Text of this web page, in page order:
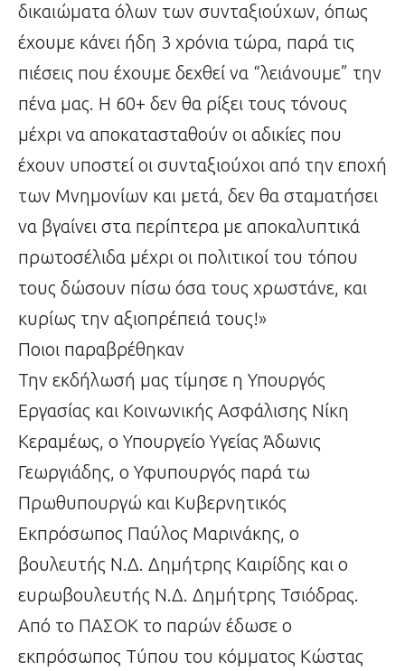
δικαιώματα όλων των συνταξιούχων, όπως
έχουμε κάνει ήδη 3 χρόνια τώρα, παρά τις
πιέσεις που έχουμε δεχθεί να “λειάνουμε” την
πένα μας. Η 60+ δεν θα ρίξει τους τόνους
μέχρι να αποκατασταθούν οι αδικίες που
έχουν υποστεί οι συνταξιούχοι από την εποχή
των Μνημονίων και μετά, δεν θα σταματήσει
να βγαίνει στα περίπτερα με αποκαλυπτικά
πρωτοσέλιδα μέχρι οι πολιτικοί του τόπου
τους δώσουν πίσω όσα τους χρωστάνε, και
κυρίως την αξιοπρέπειά τους!»
Ποιοι παραβρέθηκαν
Την εκδήλωσή μας τίμησε η Υπουργός
Εργασίας και Κοινωνικής Ασφάλισης Νίκη
Κεραμέως, ο Υπουργείο Υγείας Άδωνις
Γεωργιάδης, ο Υφυπουργός παρά τω
Πρωθυπουργώ και Κυβερνητικός
Εκπρόσωπος Παύλος Μαρινάκης, ο
βουλευτής Ν.Δ. Δημήτρης Καιρίδης και ο
ευρωβουλευτής Ν.Δ. Δημήτρης Τσιόδρας.
Από το ΠΑΣΟΚ το παρών έδωσε ο
εκπρόσωπος Τύπου του κόμματος Κώστας